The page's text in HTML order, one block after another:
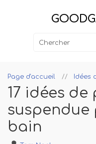
Page d'accueil Idées
17 idées de
suspendue
bain